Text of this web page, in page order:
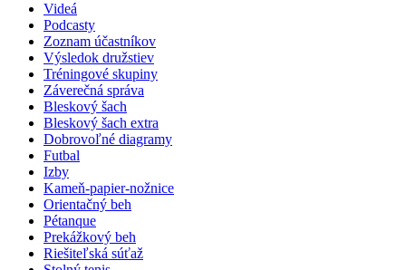
Videá
Podcasty
Zoznam účastníkov
Výsledok družstiev
Tréningové skupiny
Záverečná správa
Bleskový šach
Bleskový šach extra
Dobrovoľné diagramy
Futbal
Izby
Kameň-papier-nožnice
Orientačný beh
Pétanque
Prekážkový beh
Riešiteľská súťaž